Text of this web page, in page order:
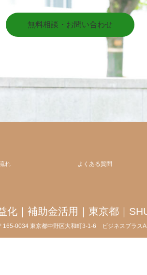
無料相談・お問い合わせ
れ よくある質問
化｜補助金活用｜東京都｜
165-0034 東京都中野区大和町3-1-6 ビジネスプラス